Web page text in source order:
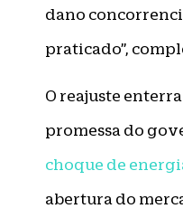
dano
praticado”,
O reajuste
promessa do
choque de
abertura do